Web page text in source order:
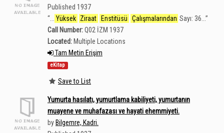
Published 1937
“
Yüksek Ziraat Enstitüsü Çalışmalarından Sayı: 36...”
Call Number:Q02 İZM 1937
Located: Multiple Locations
Tam Metin Erişim
eKitap
Save to List
Yumurta hasılatı, yumurtlama kabiliyeti, yumurtanın
muayene ve muhafazası ve hayati ehemmiyeti.
by Bilgemre, Kadri.